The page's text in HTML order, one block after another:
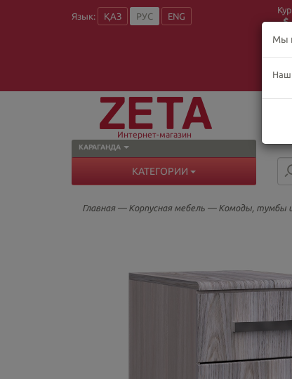
Язык: ҚАЗ РУС ENG
КАРАГАНДА
Интернет-магазин
КАТЕГОРИИ
Главная — Корпусная мебель — Комоды, тумбы
Мы
Наш